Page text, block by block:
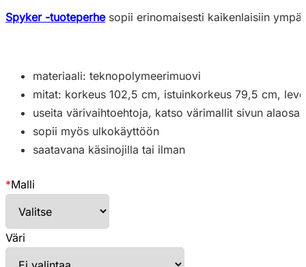
Spyker -tuoteperhesopii erinomaisesti kaikenlaisiin
materiaali: teknopolymeerimuovi
mitat: korkeus 102,5 cm, istuinkorkeus 79,5 cm,
useita värivaihtoehtoja, katso värimallit sivun
sopii myös ulkokäyttöön
saatavana käsinojilla tai ilman
*Malli
Väri